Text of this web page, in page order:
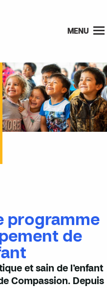
MENU
programme
de
et sain de l’enfant
Compassion. Depuis